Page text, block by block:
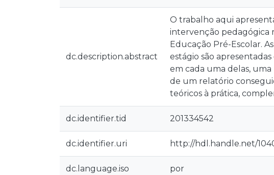
dc.description.abstract
O trabalho aqui
intervenção pedagógica
Educação Pré-Escolar.
estágio são
em cada uma delas,
de um relatório
teóricos à prática,
dc.identifier.tid 201334542
dc.identifier.uri http://hdl.handle.net/
dc.language.iso por